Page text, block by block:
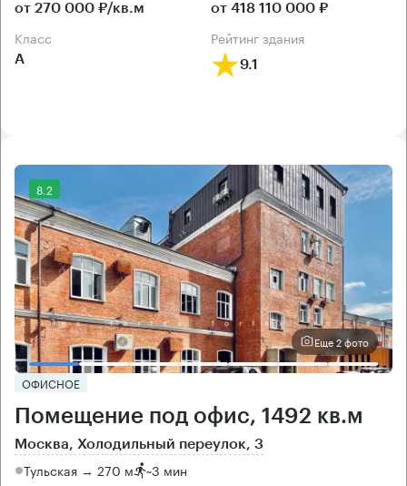
от 270 000 ₽/кв.м от 418 110 000 ₽
класс
А
рейтинг здания
9.1
8.2
Еще 2 фото
ОФИСНОЕ
Помещение под офис, 1492 кв.м
Москва, Холодильный переулок, 3
Тульская → 270 м ~3 мин